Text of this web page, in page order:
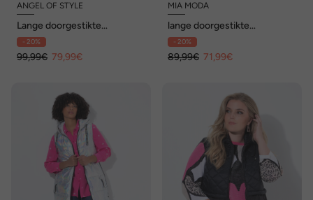
ANGEL OF STYLE
Lange doorgestikte
bodywarmer, Regular Fit,
luipaard-sierbandjes
- 20%
99,99€ 79,99€
MIA MODA
lange doorgestikte
bodywarmer, doorgestikte
en geweven stof, 2-weg rits
- 20%
89,99€ 71,99€